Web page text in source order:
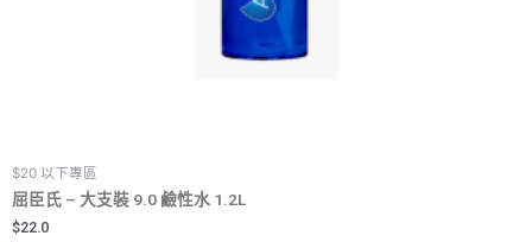
$20 以下專區
屈臣氏 – 大支裝 9.0 鹼性水 1.2L
$22.0